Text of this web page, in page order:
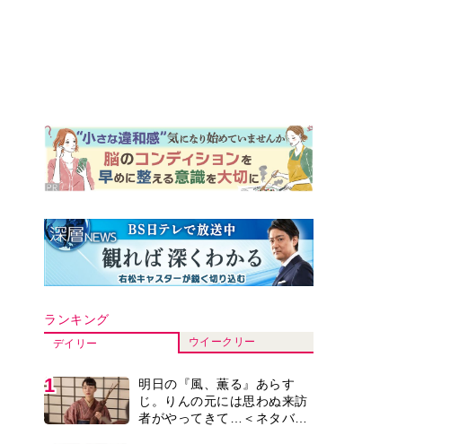
2
心が病気になっていく演技が
難しくて。看護は想像以上に
心を使う仕事」
3
来週の『風、薫る』あらす
うと懸命に働く直美。そして
ついに＜あの人＞が…＜ネタ
バレあり＞
4
『Tシャツが乾くまで』“ちょ
っと残念な男”をフォローする
しっかり者。樹生の妹を演じ
5
じ。秀吉への対抗心から勝家
に嫁いだ市。三法師を取り戻
「信長の葬儀」を仕掛ける
が…＜ネタバレあり＞
6
『風、薫る』次週予告。東京
に戻ったりん。シマケンと横
沢が遭遇。「好きです」と告